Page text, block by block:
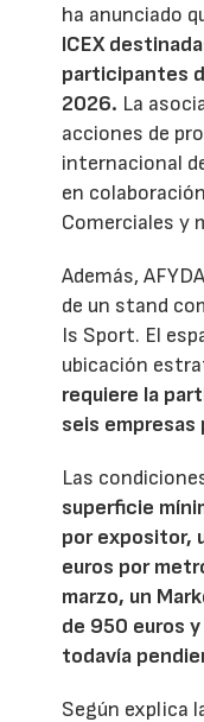
ha anunciado
ICEX
participantes
2026. La
acciones de
internacional
en
Comerciales y
Además,
de un stand
Is Sport. El
ubicación
requiere la
seis empresas
Las
superficie
por expositor,
euros por
marzo, un
de 950 euros
todavía
Según explica